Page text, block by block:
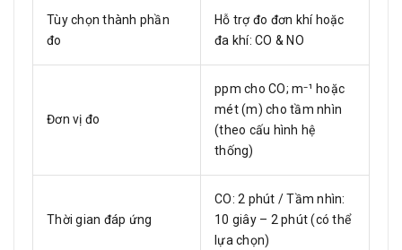
Tùy chọn thành phần
đo
Hỗ trợ đo đơn khí hoặc
đa khí: CO & NO
Đơn vị đo
ppm cho CO; m⁻¹ hoặc
mét (m) cho tầm nhìn
(theo cấu hình hệ
thống)
Thời gian đáp ứng
CO: 2 phút / Tầm nhìn:
10 giây – 2 phút (có thể
lựa chọn)